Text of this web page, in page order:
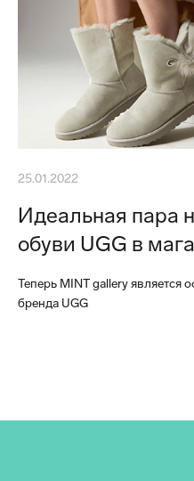
25.01.2022
Идеальная пара
обуви UGG в
Теперь MINT gallery является
бренда UGG